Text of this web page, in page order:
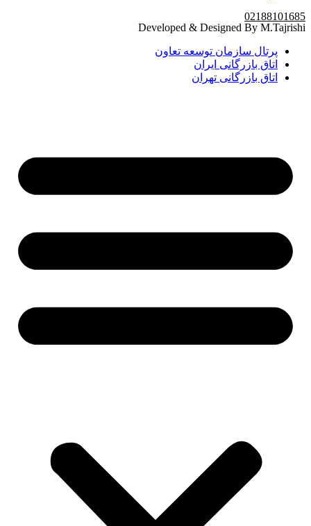
02188101685
Developed & Designed By M.Tajrishi
پرتال سازمان توسعه تعاون
اتاق بازرگانی ایران
اتاق بازرگانی تهران